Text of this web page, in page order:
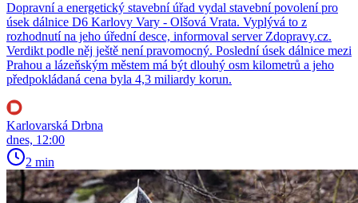
Dopravní a energetický stavební úřad vydal stavební povolení pro
úsek dálnice D6 Karlovy Vary - Olšová Vrata. Vyplývá to z
rozhodnutí na jeho úřední desce, informoval server Zdopravy.cz.
Verdikt podle něj ještě není pravomocný. Poslední úsek dálnice mezi
Prahou a lázeňským městem má být dlouhý osm kilometrů a jeho
předpokládaná cena byla 4,3 miliardy korun.
Karlovarská Drbna
dnes, 12:00
2 min